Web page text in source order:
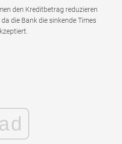
den Kreditbetrag reduzieren
die Bank die sinkende Times
ad